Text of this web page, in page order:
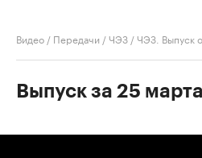
Видео / Передачи /ЧЭЗ /ЧЭЗ. Выпуск
Выпуск за 25